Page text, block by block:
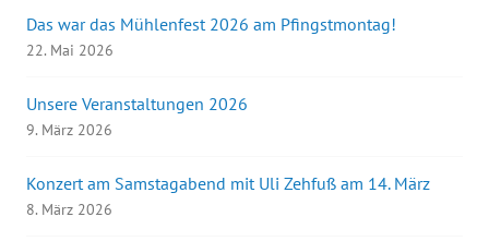
Das war das Mühlenfest 2026 am Pfingstmontag!
22. Mai 2026
Unsere Veranstaltungen 2026
9. März 2026
Konzert am Samstagabend mit Uli Zehfuß am 14. März
8. März 2026